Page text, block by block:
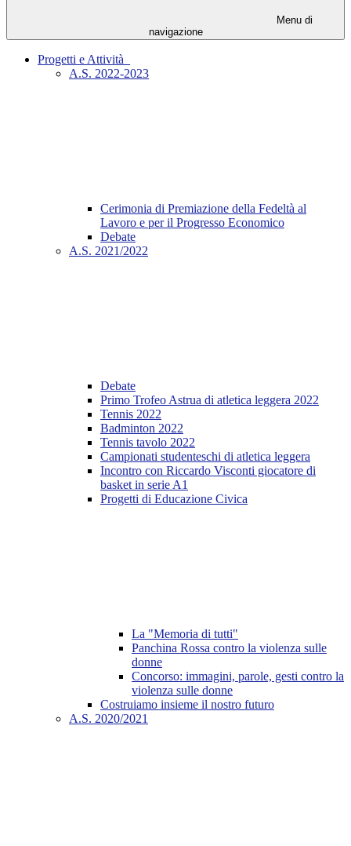
Menu di
navigazione
Progetti e Attività_
A.S. 2022-2023
Cerimonia di Premiazione della Fedeltà al
Lavoro e per il Progresso Economico
Debate
A.S. 2021/2022
Debate
Primo Trofeo Astrua di atletica leggera 2022
Tennis 2022
Badminton 2022
Tennis tavolo 2022
Campionati studenteschi di atletica leggera
Incontro con Riccardo Visconti giocatore di
basket in serie A1
Progetti di Educazione Civica
La "Memoria di tutti"
Panchina Rossa contro la violenza sulle
donne
Concorso: immagini, parole, gesti contro la
violenza sulle donne
Costruiamo insieme il nostro futuro
A.S. 2020/2021